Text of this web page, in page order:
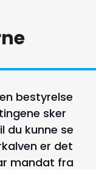
bestyrelse
sker
du kunne se
er det
mandat fra